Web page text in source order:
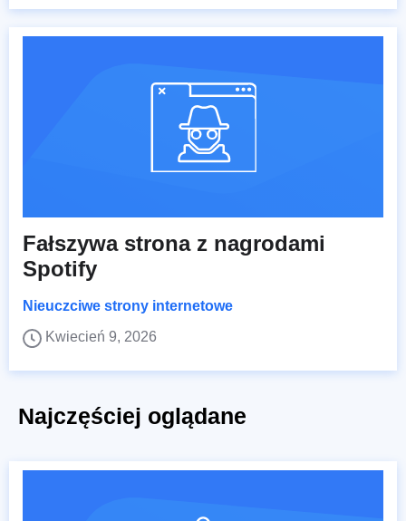
Fałszywa strona z nagrodami
Spotify
Nieuczciwe strony internetowe
Kwiecień 9, 2026
Najczęściej oglądane